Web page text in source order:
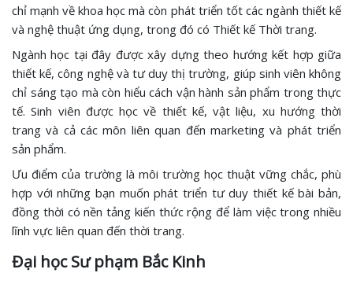
chỉ mạnh về khoa học mà còn phát triển tốt các ngành thiết kế
và nghệ thuật ứng dụng, trong đó có Thiết kế Thời trang.
Ngành học tại đây được xây dựng theo hướng kết hợp giữa
thiết kế, công nghệ và tư duy thị trường, giúp sinh viên không
chỉ sáng tạo mà còn hiểu cách vận hành sản phẩm trong thực
tế. Sinh viên được học về thiết kế, vật liệu, xu hướng thời
trang và cả các môn liên quan đến marketing và phát triển
sản phẩm.
Ưu điểm của trường là môi trường học thuật vững chắc, phù
hợp với những bạn muốn phát triển tư duy thiết kế bài bản,
đồng thời có nền tảng kiến thức rộng để làm việc trong nhiều
lĩnh vực liên quan đến thời trang.
Đại học Sư phạm Bắc Kinh